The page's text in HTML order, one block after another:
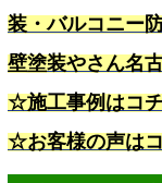
装・バルコニー
壁塗装やさん名
☆施工事例はコ
☆お客様の声は